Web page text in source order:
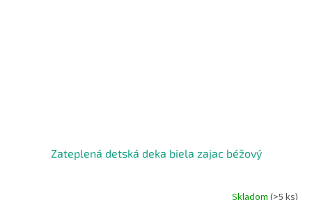
Zateplená detská deka biela zajac béžový
Skladom (>5 ks)